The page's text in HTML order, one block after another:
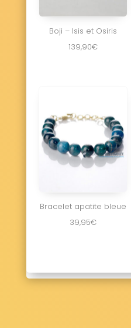
Boji – Isis et Osiris
139,90€
Bracelet apatite bleue
39,95€